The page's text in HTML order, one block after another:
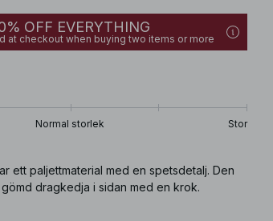
OFF EVERYTHING
at checkout when buying two items or more
Normal storlek Stor
ett paljettmaterial med en spetsdetalj. Den
dragkedja i sidan med en krok.